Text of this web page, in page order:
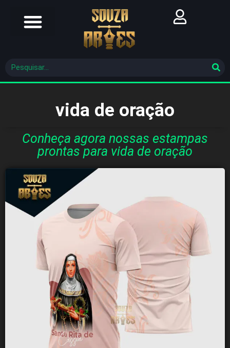
vida de oração
Conheça agora nossas estampas
prontas para vida de oração